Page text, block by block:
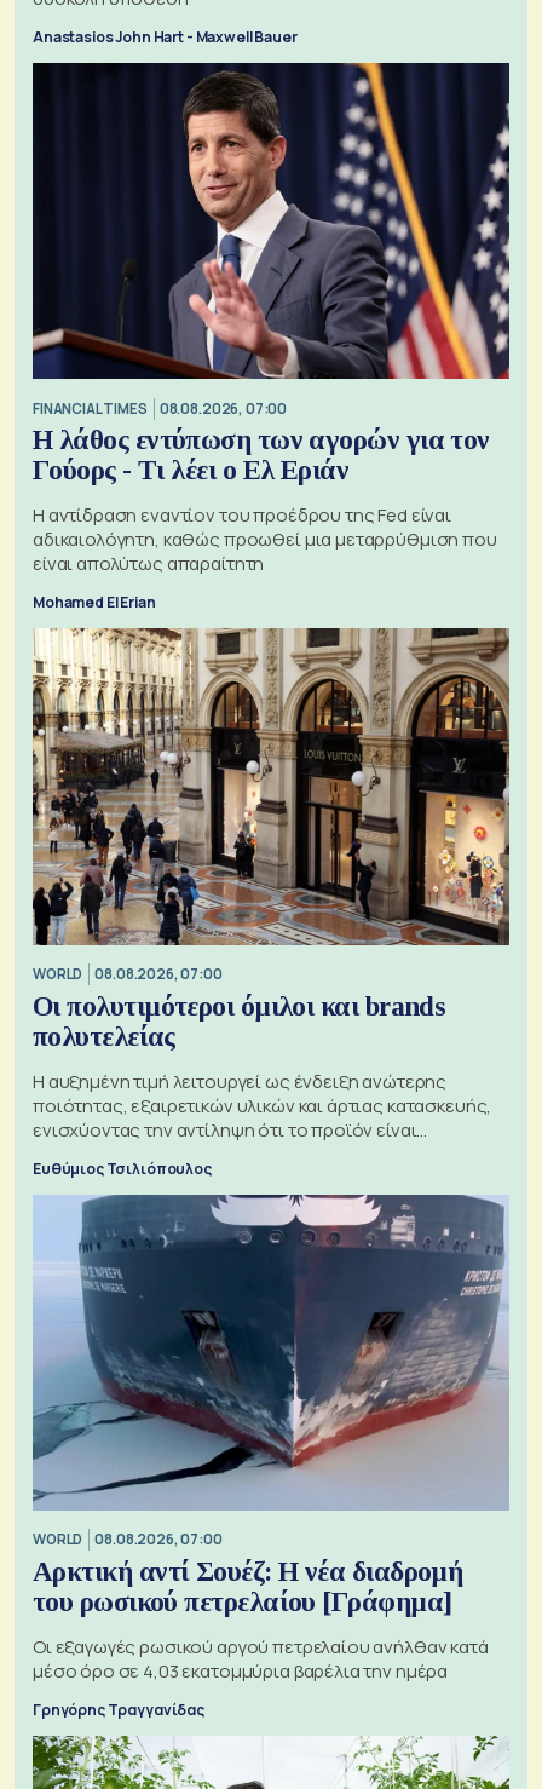
Anastasios John Hart - Maxwell Bauer
FINANCIAL TIMES 08.08.2026, 07:00
Η λάθος εντύπωση των αγορών για τον
Γούορς - Τι λέει ο Ελ Εριάν
Η αντίδραση εναντίον του προέδρου της Fed είναι
αδικαιολόγητη, καθώς προωθεί μια μεταρρύθμιση που
είναι απολύτως απαραίτητη
Mohamed El Erian
WORLD 08.08.2026, 07:00
Οι πολυτιμότεροι όμιλοι και brands
πολυτελείας
Η αυξημένη τιμή λειτουργεί ως ένδειξη ανώτερης
ποιότητας, εξαιρετικών υλικών και άρτιας κατασκευής,
ενισχύοντας την αντίληψη ότι το προϊόν είναι
Ευθύμιος Τσιλιόπουλος
WORLD 08.08.2026, 07:00
Αρκτική αντί Σουέζ: Η νέα διαδρομή
του ρωσικού πετρελαίου [Γράφημα]
Οι εξαγωγές ρωσικού αργού πετρελαίου ανήλθαν κατά
μέσο όρο σε 4,03 εκατομμύρια βαρέλια την ημέρα
Γρηγόρης Τραγγανίδας